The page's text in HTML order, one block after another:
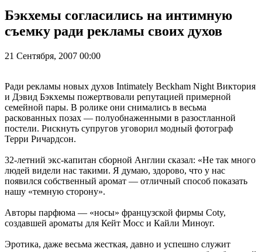
Бэкхемы согласились на интимную
съемку ради рекламы своих духов
21 Сентября, 2007 00:00
Ради рекламы новых духов Intimately Beckham Night Виктория
и Дэвид Бэкхемы пожертвовали репутацией примерной
семейной пары. В ролике они снимались в весьма
раскованных позах — полуобнаженными в разостланной
постели. Рискнуть супругов уговорил модный фотограф
Терри Ричардсон.
32-летний экс-капитан сборной Англии сказал: «Не так много
людей видели нас такими. Я думаю, здорово, что у нас
появился собственный аромат — отличный способ показать
нашу «темную сторону».
Авторы парфюма — «носы» французской фирмы Coty,
создавшей ароматы для Кейт Мосс и Кайли Миноуг.
Эротика, даже весьма жесткая, давно и успешно служит